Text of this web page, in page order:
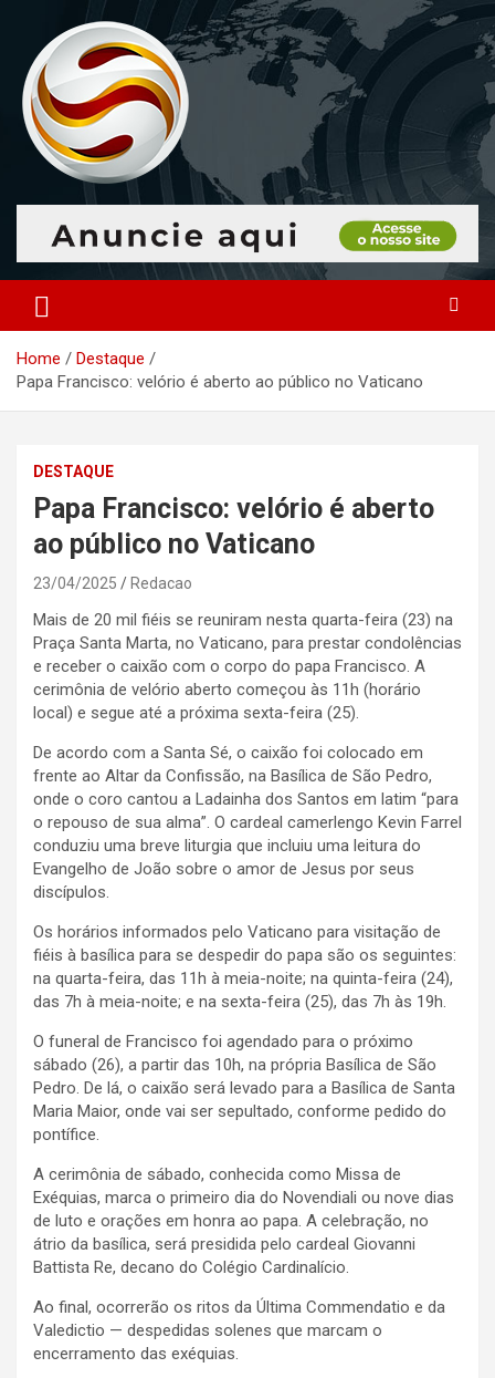
content
Portal Monitoramento
O portal que manitora a notícias para você!
Home
Destaque
Papa Francisco: velório é aberto ao público no Vaticano
DESTAQUE
Papa Francisco: velório é aberto
ao público no Vaticano
23/04/2025 Redacao
Mais de 20 mil fiéis se reuniram nesta quarta-feira (23) na
Praça Santa Marta, no Vaticano, para prestar condolências
e receber o caixão com o corpo do papa Francisco. A
cerimônia de velório aberto começou às 11h (horário
local) e segue até a próxima sexta-feira (25).
De acordo com a Santa Sé, o caixão foi colocado em
frente ao Altar da Confissão, na Basílica de São Pedro,
onde o coro cantou a Ladainha dos Santos em latim “para
o repouso de sua alma”. O cardeal camerlengo Kevin Farrel
conduziu uma breve liturgia que incluiu uma leitura do
Evangelho de João sobre o amor de Jesus por seus
discípulos.
Os horários informados pelo Vaticano para visitação de
fiéis à basílica para se despedir do papa são os seguintes:
na quarta-feira, das 11h à meia-noite; na quinta-feira (24),
das 7h à meia-noite; e na sexta-feira (25), das 7h às 19h.
O funeral de Francisco foi agendado para o próximo
sábado (26), a partir das 10h, na própria Basílica de São
Pedro. De lá, o caixão será levado para a Basílica de Santa
Maria Maior, onde vai ser sepultado, conforme pedido do
pontífice.
A cerimônia de sábado, conhecida como Missa de
Exéquias, marca o primeiro dia do Novendiali ou nove dias
de luto e orações em honra ao papa. A celebração, no
átrio da basílica, será presidida pelo cardeal Giovanni
Battista Re, decano do Colégio Cardinalício.
Ao final, ocorrerão os ritos da Última Commendatio e da
Valedictio — despedidas solenes que marcam o
encerramento das exéquias.